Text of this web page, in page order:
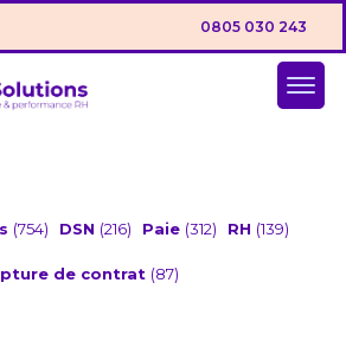
0805 030 243
(754) DSN (216) Paie (312) RH (139)
de contrat (87)